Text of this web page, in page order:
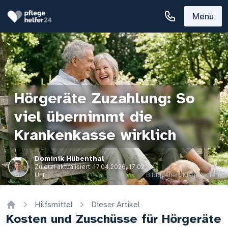
Menu
Hörgeräte Zuzahlung: So
viel übernimmt die
Krankenkasse wirklich
Dominik Hübenthal
Zuletzt aktualisiert:17.04.2026, 17:02
Uhr
Bildquellen: KI-generiert
Home
Hilfsmittel Dieser Artikel
Kosten und Zuschüsse für Hörgeräte